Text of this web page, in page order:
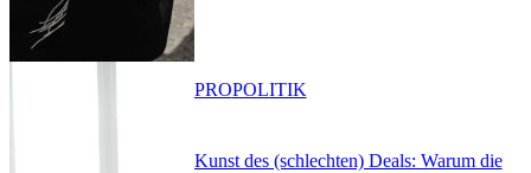
Kunst des (schlechten) Deals: Warum die
PROPOLITIK